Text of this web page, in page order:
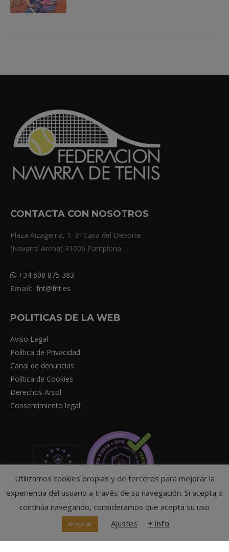
CONTACTA CON NOSOTROS
Plaza Aizagerria, 1. 3º Casa del Deporte
(Navarra Arena) 31006 Pamplona
+34 608 875 383
Email: fnt@fnt.es
POLITICAS DE LA WEB
Aviso Legal
Política de Privacidad
Canal de denuncias
Política de Cookies
Derechos Arsol
Consentimiento legal
© Federación Navarra de Tenis
Utilizamos cookies propias y de terceros para mejorar la
experiencia del usuario a través de su navegación. Si acepta o
continúa navegando, consideramos que acepta su uso
Aceptar Ajustes + Info